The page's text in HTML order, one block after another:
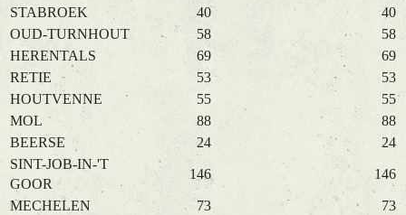
STABROEK
40
40
OUD-TURNHOUT
58
58
HERENTALS
69
69
RETIE
53
53
HOUTVENNE
55
55
MOL
88
88
BEERSE
24
24
SINT-JOB-IN-'T
GOOR
146 146
MECHELEN 73
73